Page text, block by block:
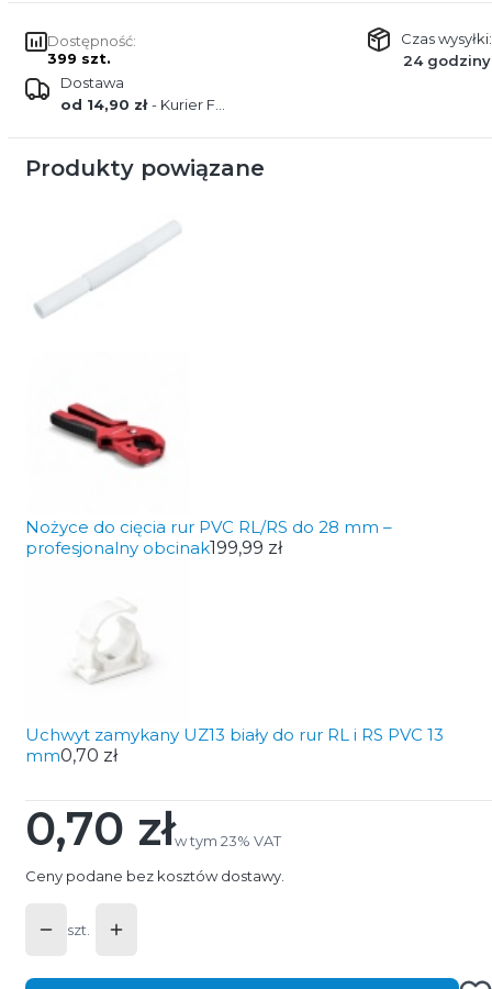
Dostępność:
399 szt.
Czas wysyłki:
24 godziny
Dostawa
od 14,90 zł- Kurier FEDEX
Produkty powiązane
Nożyce do cięcia rur PVC RL/RS do 28 mm –
profesjonalny obcinak199,99 zł
Uchwyt zamykany UZ13 biały do rur RL i RS PVC 13
mm0,70 zł
Cena
0,70 złw tym 23% VAT
w tym 23% VAT
Ceny podane bez kosztów dostawy.
szt.